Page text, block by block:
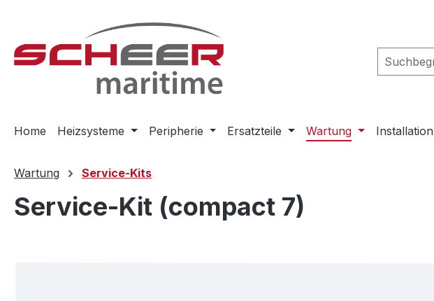
Home Heizsysteme Peripherie Ersatzteile Wartung Installation
Wartung Service-Kits
Service-Kit (compact 7)